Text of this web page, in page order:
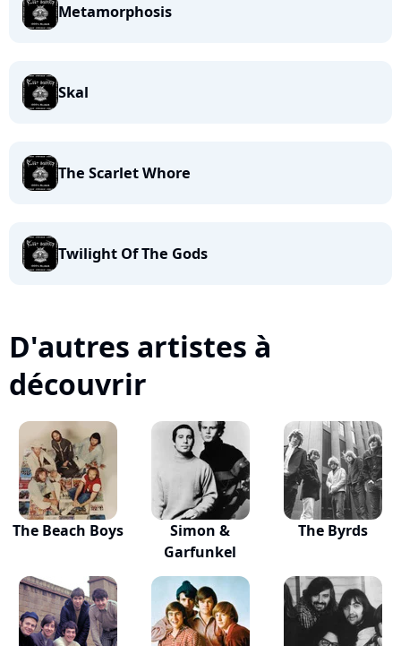
Metamorphosis
Skal
The Scarlet Whore
Twilight Of The Gods
D'autres artistes à
découvrir
The Beach Boys
Simon &
Garfunkel
The Byrds